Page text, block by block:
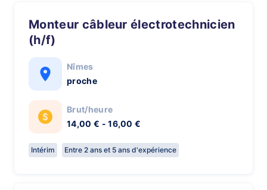
Monteur câbleur électrotechnicien
(h/f)
Nîmes
proche
Brut/heure
14,00 € - 16,00 €
Intérim Entre 2 ans et 5 ans d'expérience